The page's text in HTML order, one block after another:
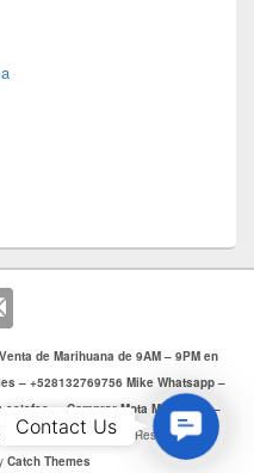
de Marihuana de 9AM – 9PM en
– +528132769756 Mike Whatsapp –
– Comprar Mota Monterrey –
. Todos los Derechos Reservados.
Catch Themes
Us
Contact Us